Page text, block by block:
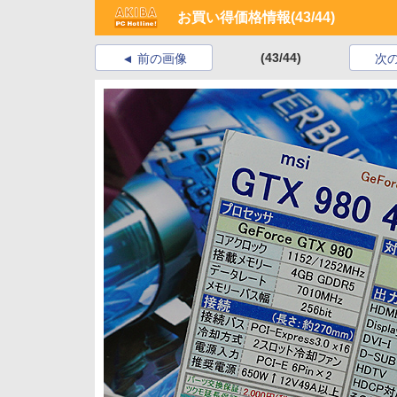
お買い得価格情報(43/44)
前の画像 (43/44) 次